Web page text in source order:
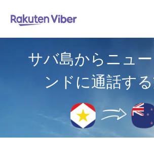
サバ島からニュ
ンドに通話す